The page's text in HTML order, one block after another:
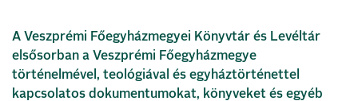
A Veszprémi Főegyházmegyei Könyvtár és Levéltár
elsősorban a Veszprémi Főegyházmegye
történelmével, teológiával és egyháztörténettel
kapcsolatos dokumentumokat, könyveket és egyéb